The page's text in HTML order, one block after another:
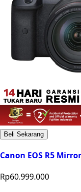
Beli Sekarang
Canon EOS R5
Rp60.999.000